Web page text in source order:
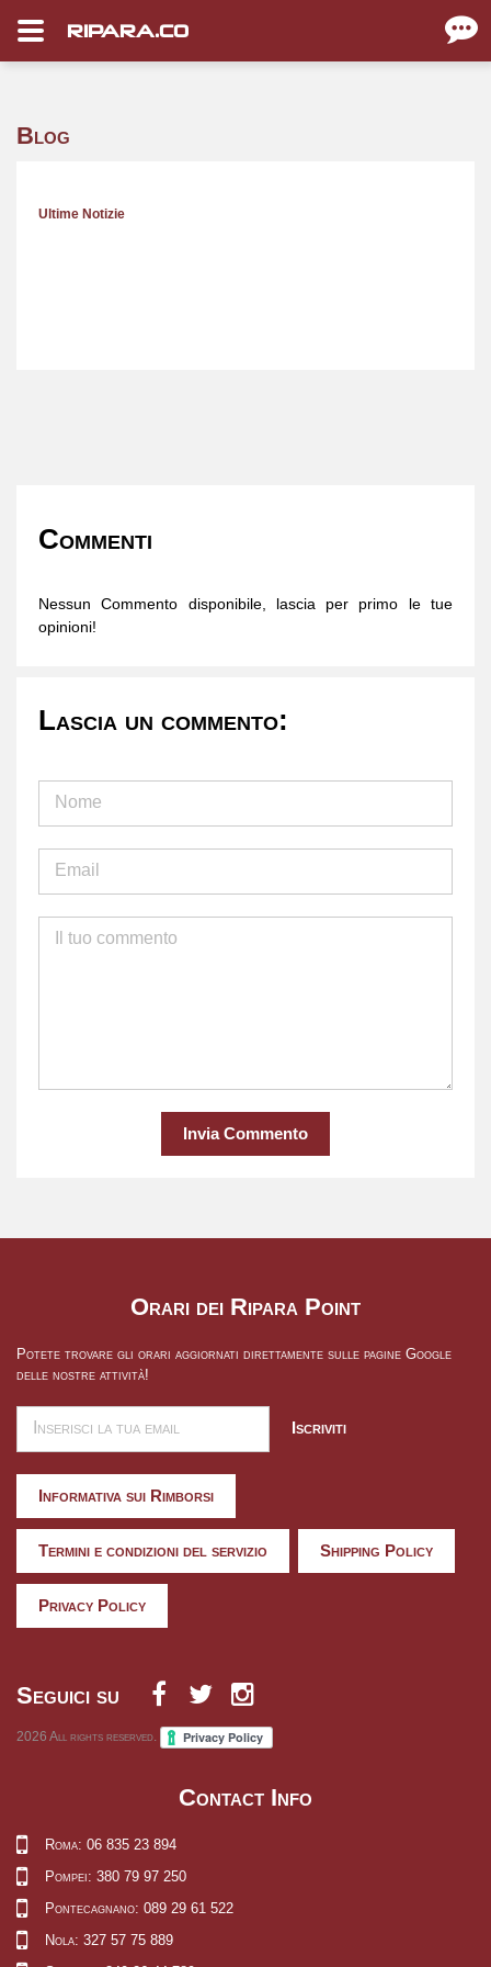
RIPARA.CO
Blog
Ultime Notizie
Commenti
Nessun Commento disponibile, lascia per primo le tue
opinioni!
Lascia un commento:
Invia Commento
Orari dei Ripara Point
Potete trovare gli orari aggiornati direttamente sulle pagine Google
delle nostre attività!
Iscriviti
Informativa sui Rimborsi
Termini e condizioni del servizio Shipping Policy
Privacy Policy
Seguici su
2026 All rights reserved.
Contact Info
Roma: 06 835 23 894
Pompei: 380 79 97 250
Pontecagnano: 089 29 61 522
Nola: 327 57 75 889